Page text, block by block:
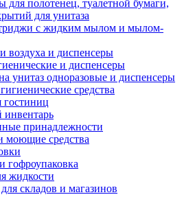
для полотенец, туалетной бумаги,
для унитаза
с жидким мылом и мылом-
воздуха и диспенсеры
и диспенсеры
унитаз одноразовые и диспенсеры
средства
гостиниц
принадлежности
моющие средства
гофроупаковка
жидкости
складов и магазинов